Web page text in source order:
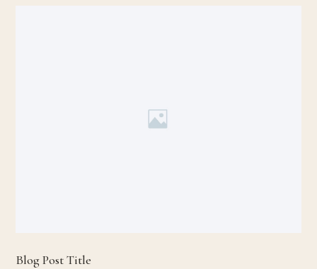
Blog Post Title